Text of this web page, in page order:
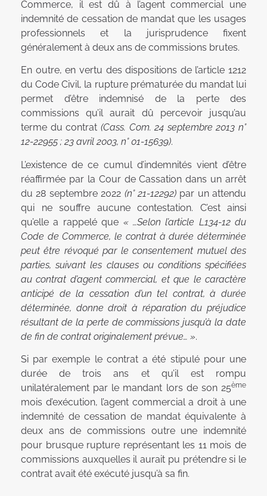
Commerce, il est dû à l’agent commercial une
indemnité de cessation de mandat que les usages
professionnels et la jurisprudence fixent
généralement à deux ans de commissions brutes.
En outre, en vertu des dispositions de l’article 1212
du Code Civil, la rupture prématurée du mandat lui
permet d’être indemnisé de la perte des
commissions qu’il aurait dû percevoir jusqu’au
terme du contrat (Cass. Com. 24 septembre 2013 n°
12-22955 ; 23 avril 2003, n° 01-15639).
L’existence de ce cumul d’indemnités vient d’être
réaffirmée par la Cour de Cassation dans un arrêt
du 28 septembre 2022 (n° 21-12292)par un attendu
qui ne souffre aucune contestation. C’est ainsi
qu’elle a rappelé que « …Selon l’article L134-12 du
Code de Commerce, le contrat à durée déterminée
peut être révoqué par le consentement mutuel des
parties, suivant les clauses ou conditions spécifiées
au contrat d’agent commercial, et que le caractère
anticipé de la cessation d’un tel contrat, à durée
déterminée, donne droit à réparation du préjudice
résultant de la perte de commissions jusqu’à la date
de fin de contrat originalement prévue… ».
Si par exemple le contrat a été stipulé pour une
durée de trois ans et qu’il est rompu
unilatéralement par le mandant lors de son 25ème
mois d’exécution, l’agent commercial a droit à une
indemnité de cessation de mandat équivalente à
deux ans de commissions outre une indemnité
pour brusque rupture représentant les 11 mois de
commissions auxquelles il aurait pu prétendre si le
contrat avait été exécuté jusqu’à sa fin.